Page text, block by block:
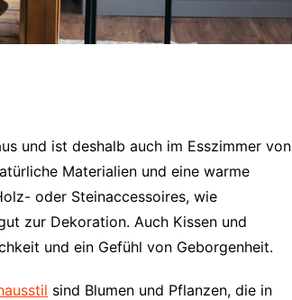
und ist deshalb auch im Esszimmer von
Materialien und eine warme
oder Steinaccessoires, wie
zur Dekoration. Auch Kissen und
und ein Gefühl von Geborgenheit.
sind Blumen und Pflanzen, die in